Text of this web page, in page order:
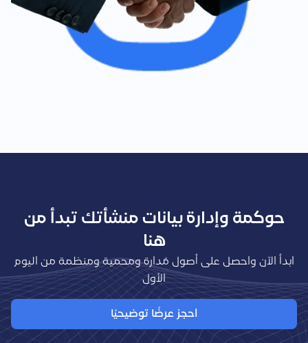
حوكمة وإدارة بيانات منشأتك تبدأ من
هنا
ابدأ الآن واحصل على أصول مُدارة ومحمية ومنظمة من اليوم
الأول
احجز عرضًا توضيحيًا